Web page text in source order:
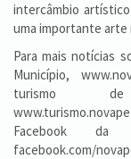
intercâmbio
uma importante arte
Para mais notícias
Município,
turismo
Facebook da
facebook.com/